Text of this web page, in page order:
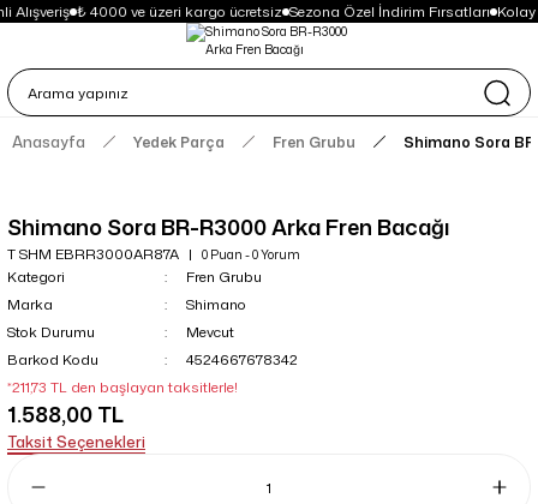
Alışveriş ₺ 4000 ve üzeri kargo ücretsiz Sezona Özel İndirim Fırsatları Kolay
Anasayfa Yedek Parça Fren Grubu Shimano Sora
Shimano Sora BR-R3000 Arka Fren Bacağı
T SHM EBRR3000AR87A 0 Puan - 0 Yorum
Kategori
Fren Grubu
Marka
Shimano
Stok Durumu
Mevcut
Barkod Kodu
4524667678342
*211,73 TL den başlayan taksitlerle!
1.588,00 TL
Taksit Seçenekleri